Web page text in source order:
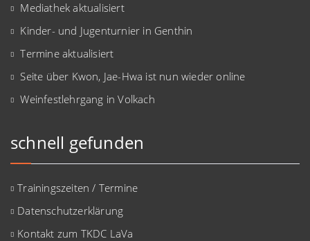
Mediathek aktualisiert
Kinder- und Jugenturnier in Genthin
Termine aktualisiert
Seite über Kwon, Jae-Hwa ist nun wieder online
Weinfestlehrgang in Volkach
schnell gefunden
Trainingszeiten / Termine
Datenschutzerklärung
Kontakt zum TKDC LaVa